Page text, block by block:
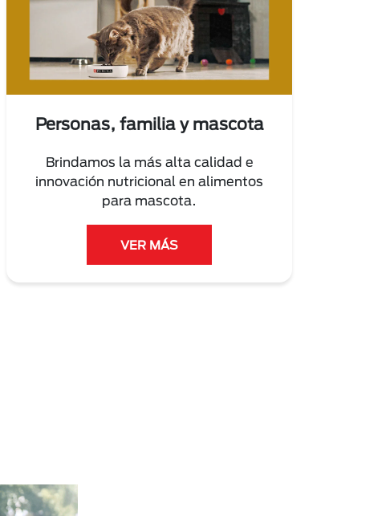
Personas, familia y mascota
Brindamos la más alta calidad e
innovación nutricional en alimentos
para mascota.
VER MÁS